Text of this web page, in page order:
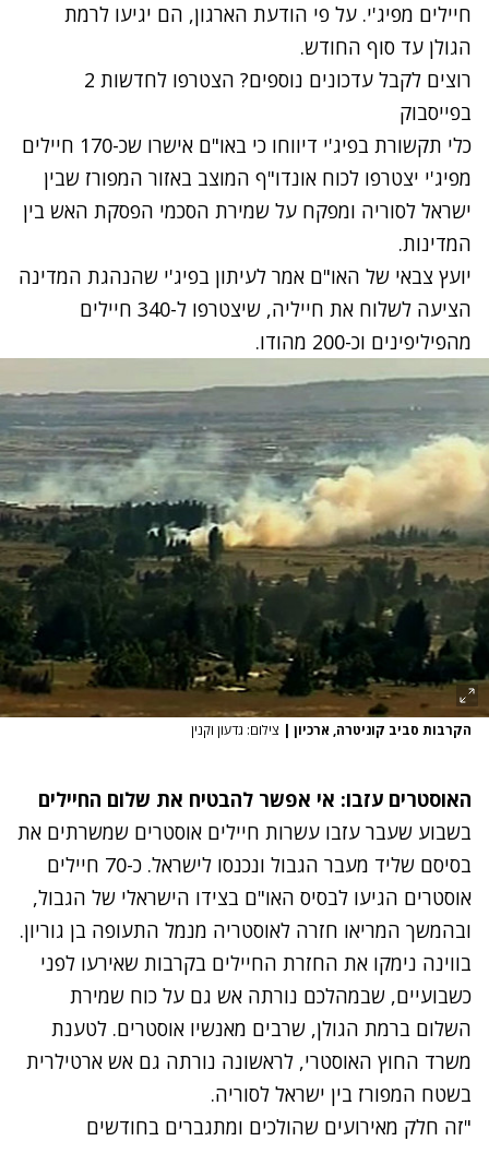
חיילים מפיג'י. על פי הודעת הארגון, הם יגיעו לרמת
הגולן עד סוף החודש.
רוצים לקבל עדכונים נוספים? הצטרפו לחדשות 2
בפייסבוק
כלי תקשורת בפיג'י דיווחו כי באו"ם אישרו שכ-170 חיילים
מפיג'י יצטרפו לכוח אונדו"ף המוצב באזור המפורז שבין
ישראל לסוריה ומפקח על שמירת הסכמי הפסקת האש בין
המדינות.
יועץ צבאי של האו"ם אמר לעיתון בפיג'י שהנהגת המדינה
הציעה לשלוח את חייליה, שיצטרפו ל-340 חיילים
מהפיליפינים וכ-200 מהודו.
הקרבות סביב קוניטרה, ארכיון | צילום: גדעון וקנין
האוסטרים עזבו: אי אפשר להבטיח את שלום החיילים
בשבוע שעבר עזבו עשרות חיילים אוסטרים שמשרתים את
בסיסם שליד מעבר הגבול ונכנסו לישראל. כ-70 חיילים
אוסטרים הגיעו לבסיס האו"ם בצידו הישראלי של הגבול,
ובהמשך המריאו חזרה לאוסטריה מנמל התעופה בן גוריון.
בווינה נימקו את החזרת החיילים בקרבות שאירעו לפני
כשבועיים, שבמהלכם נורתה אש גם על כוח שמירת
השלום ברמת הגולן, שרבים מאנשיו אוסטרים. לטענת
משרד החוץ האוסטרי, לראשונה נורתה גם אש ארטילרית
בשטח המפורז בין ישראל לסוריה.
"זה חלק מאירועים שהולכים ומתגברים בחודשים